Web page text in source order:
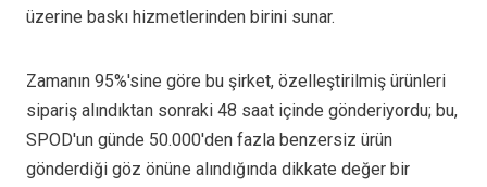
üzerine baskı hizmetlerinden birini sunar.
Zamanın 95%'sine göre bu şirket, özelleştirilmiş ürünleri
sipariş alındıktan sonraki 48 saat içinde gönderiyordu; bu,
SPOD'un günde 50.000'den fazla benzersiz ürün
gönderdiği göz önüne alındığında dikkate değer bir